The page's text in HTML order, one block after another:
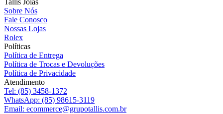
Tallis Joias
Sobre Nós
Fale Conosco
Nossas Lojas
Rolex
Políticas
Política de Entrega
Política de Trocas e Devoluções
Política de Privacidade
Atendimento
Tel: (85) 3458-1372
WhatsApp: (85) 98615-3119
Email: ecommerce@grupotallis.com.br